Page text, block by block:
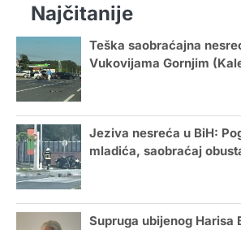
Najčitanije
Teška saobraćajna
Vukovijama Gornjim
Jeziva nesreća u BiH:
mladića, saobraćaj
Supruga ubijenog Harisa